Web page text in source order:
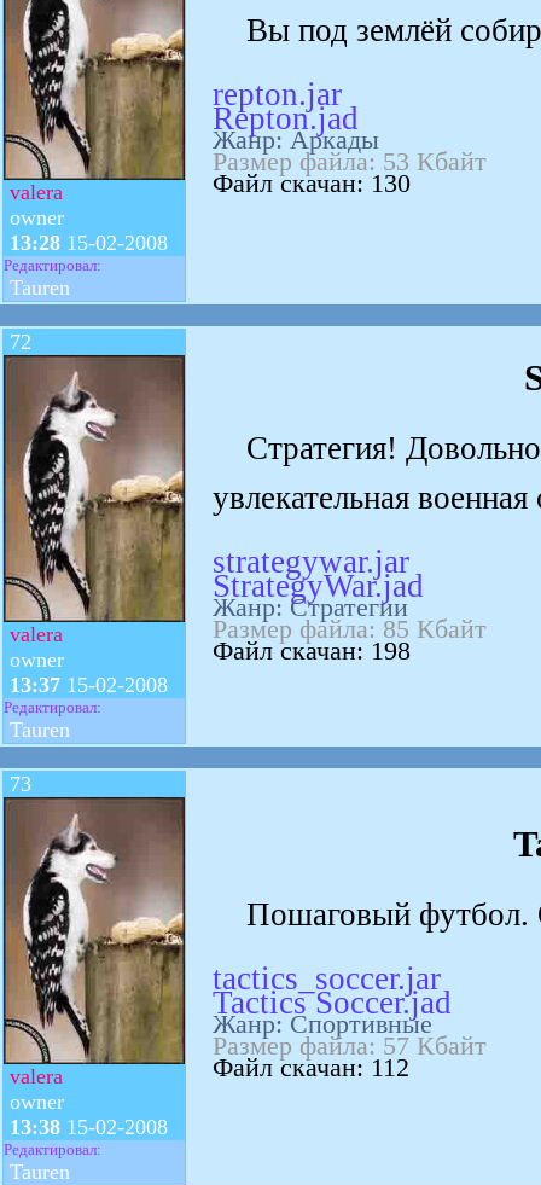
valera
owner
13:28 15-02-2008
Редактировал:
Tauren
Вы под землёй
repton.jar
Repton.jad
Жанр: Аркады
Размер файла: 53 Кбайт
Файл скачан: 130
72
valera
owner
13:37 15-02-2008
Редактировал:
Tauren
Стратегия!
увлекательная военная
strategywar.jar
StrategyWar.jad
Жанр: Стратегии
Размер файла: 85 Кбайт
Файл скачан: 198
73
valera
owner
13:38 15-02-2008
Редактировал:
Tauren
Пошаговый футбол.
tactics_soccer.jar
Tactics Soccer.jad
Жанр: Спортивные
Размер файла: 57 Кбайт
Файл скачан: 112